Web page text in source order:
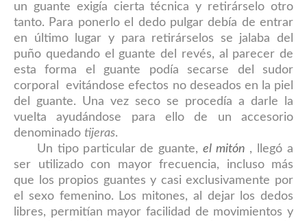
un guante exigía cierta técnica y retirárselo otro
tanto. Para ponerlo el dedo pulgar debía de entrar
en último lugar y para retirárselos se jalaba del
puño quedando el guante del revés, al parecer de
esta forma el guante podía secarse del sudor
corporal evitándose efectos no deseados en la piel
del guante. Una vez seco se procedía a darle la
vuelta ayudándose para ello de un accesorio
denominado tijeras.
Un tipo particular de guante, el mitón , llegó a
ser utilizado con mayor frecuencia, incluso más
que los propios guantes y casi exclusivamente por
el sexo femenino. Los mitones, al dejar los dedos
libres, permitían mayor facilidad de movimientos y